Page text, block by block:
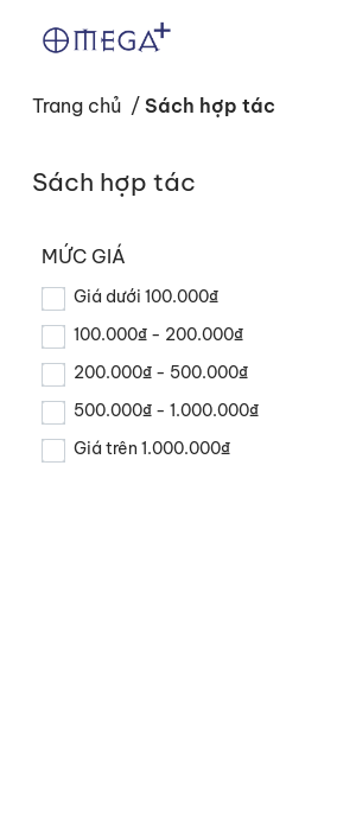
Trang chủ / Sách hợp tác
Sách hợp tác
MỨC GIÁ
Giá dưới 100.000₫
100.000₫ - 200.000₫
200.000₫ - 500.000₫
500.000₫ - 1.000.000₫
Giá trên 1.000.000₫